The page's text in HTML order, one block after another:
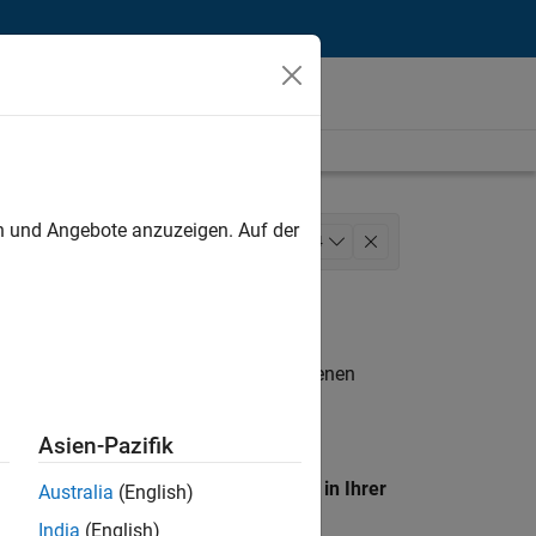
Information Technology 4
. Wenn Sie noch immer keine offenen
unseres
Standort, um alle Stellenangebote in Ihrer
Angebote anzuzeigen. Auf der
Asien-Pazifik
Australia (English)
India (English)